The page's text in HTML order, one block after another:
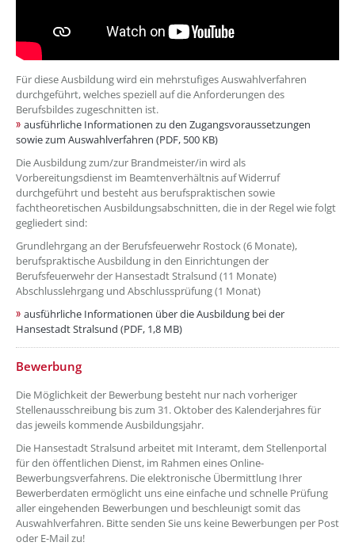
Für diese Ausbildung wird ein mehrstufiges Auswahlverfahren
durchgeführt, welches speziell auf die Anforderungen des
Berufsbildes zugeschnitten ist.
ausführliche Informationen zu den Zugangsvoraussetzungen
sowie zum Auswahlverfahren (PDF, 500 KB)
Die Ausbildung zum/zur Brandmeister/in wird als
Vorbereitungsdienst im Beamtenverhältnis auf Widerruf
durchgeführt und besteht aus berufspraktischen sowie
fachtheoretischen Ausbildungsabschnitten, die in der Regel wie folgt
gegliedert sind:
Grundlehrgang an der Berufsfeuerwehr Rostock (6 Monate),
berufspraktische Ausbildung in den Einrichtungen der
Berufsfeuerwehr der Hansestadt Stralsund (11 Monate)
Abschlusslehrgang und Abschlussprüfung (1 Monat)
ausführliche Informationen über die Ausbildung bei der
Hansestadt Stralsund (PDF, 1,8 MB)
??? absaetzeOben[4]/titel ???
Bewerbung
Die Möglichkeit der Bewerbung besteht nur nach vorheriger
Stellenausschreibung bis zum 31. Oktober des Kalenderjahres für
das jeweils kommende Ausbildungsjahr.
Die Hansestadt Stralsund arbeitet mit Interamt, dem Stellenportal
für den öffentlichen Dienst, im Rahmen eines Online-
Bewerbungsverfahrens. Die elektronische Übermittlung Ihrer
Bewerberdaten ermöglicht uns eine einfache und schnelle Prüfung
aller eingehenden Bewerbungen und beschleunigt somit das
Auswahlverfahren. Bitte senden Sie uns keine Bewerbungen per Post
oder E-Mail zu!